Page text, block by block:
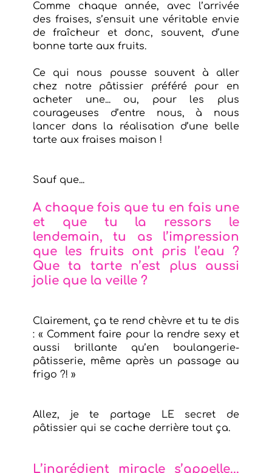
Comme chaque année, avec l’arrivée
des fraises, s’ensuit une véritable envie
de fraîcheur et donc, souvent, d’une
bonne tarte aux fruits.
Ce qui nous pousse souvent à aller
chez notre pâtissier préféré pour en
acheter une... ou, pour les plus
courageuses d’entre nous, à nous
lancer dans la réalisation d’une belle
tarte aux fraises maison !
Sauf que...
A chaque fois que tu en fais une
et que tu la ressors le
lendemain,tu as l’impression
que les fruits ont pris l’eau ?
Que ta tarte n’est plus aussi
jolie que la veille ?
Clairement, ça te rend chèvre et tu te dis
: « Comment faire pour la rendre sexy et
aussi brillante qu’en boulangerie-
pâtisserie, même après un passage au
frigo ?! »
Allez, je te partage LE secret de
pâtissier qui se cache derrière tout ça.
L’ingrédient miracle s’appelle...